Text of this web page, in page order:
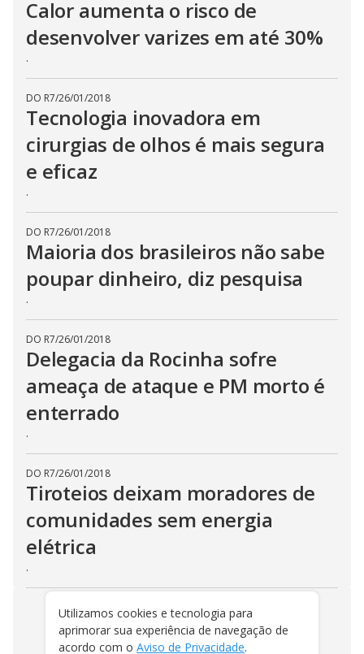
Calor aumenta o risco de
desenvolver varizes em até 30%
.
DO R7/26/01/2018
Tecnologia inovadora em
cirurgias de olhos é mais segura
e eficaz
.
DO R7/26/01/2018
Maioria dos brasileiros não sabe
poupar dinheiro, diz pesquisa
.
DO R7/26/01/2018
Delegacia da Rocinha sofre
ameaça de ataque e PM morto é
enterrado
.
DO R7/26/01/2018
Tiroteios deixam moradores de
comunidades sem energia
elétrica
.
VEJA MAIS NOTÍCIAS
Utilizamos cookies e tecnologia para
aprimorar sua experiência de navegação de
acordo com o Aviso de Privacidade.